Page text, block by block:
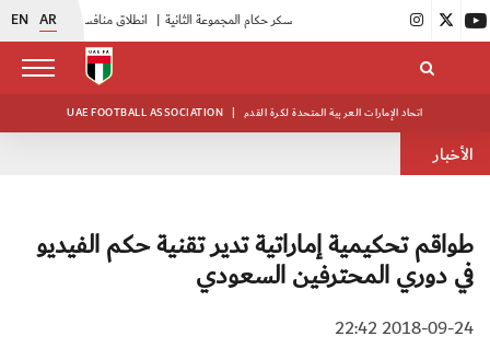
EN AR |
UAE FOOTBALL ASSOCIATION | اتحاد الإمارات العربية المتحدة لكرة القدم
الأخبار
طواقم تحكيمية إماراتية تدير تقنية حكم الفيديو
في دوري المحترفين السعودي
2018-09-24 22:42